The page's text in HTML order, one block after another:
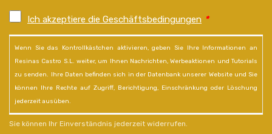
Ich akzeptiere die Geschäftsbedingungen *
Wenn Sie das Kontrollkästchen aktivieren, geben Sie Ihre Informationen an
Resinas Castro S.L. weiter, um Ihnen Nachrichten, Werbeaktionen und Tutorials
zu senden. Ihre Daten befinden sich in der Datenbank unserer Website und Sie
können Ihre Rechte auf Zugriff, Berichtigung, Einschränkung oder Löschung
jederzeit ausüben.
Sie können Ihr Einverständnis jederzeit widerrufen.